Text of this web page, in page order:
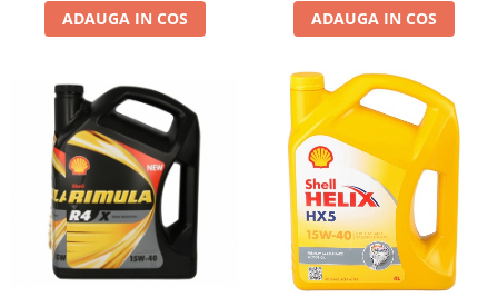
ADAUGA IN COS ADAUGA IN COS